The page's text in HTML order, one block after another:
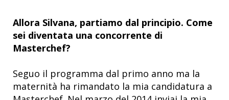
Allora Silvana, partiamo dal principio. Come
sei diventata una concorrente di
Masterchef?
Seguo il programma dal primo anno ma la
maternità ha rimandato la mia candidatura a